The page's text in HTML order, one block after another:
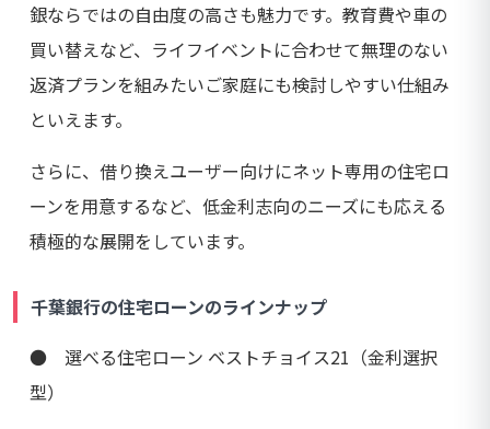
銀ならではの自由度の高さも魅力です。教育費や車の
買い替えなど、ライフイベントに合わせて無理のない
返済プランを組みたいご家庭にも検討しやすい仕組み
といえます。
さらに、借り換えユーザー向けにネット専用の住宅ロ
ーンを用意するなど、低金利志向のニーズにも応える
積極的な展開をしています。
千葉銀行の住宅ローンのラインナップ
● 選べる住宅ローン ベストチョイス21（金利選択
型）